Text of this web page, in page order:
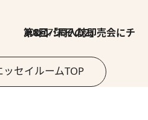
2026.7.30
第8回「同人誌即売会にチャレンジ その2」
セイルームTOP